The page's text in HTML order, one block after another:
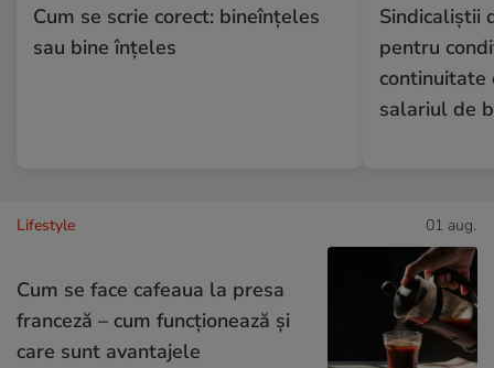
Cum se scrie corect: bineînțeles
sau bine înțeles
Sindicaliştii
pentru
continuitate
salariul de
Lifestyle 01 aug.
Cum se face cafeaua la presa
franceză – cum funcționează și
care sunt avantajele